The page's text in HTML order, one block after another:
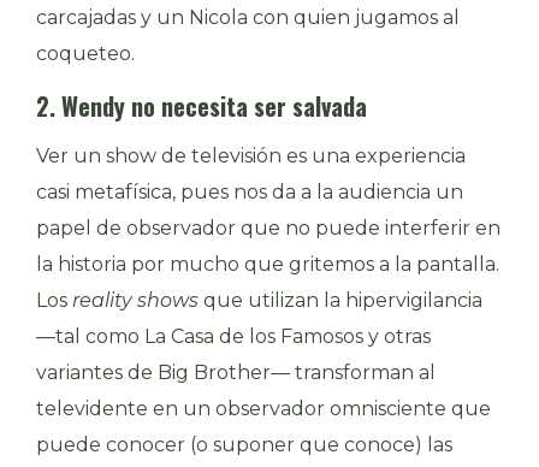
carcajadas y un Nicola con quien jugamos al
coqueteo.
2. Wendy no necesita ser salvada
Ver un show de televisión es una experiencia
casi metafísica, pues nos da a la audiencia un
papel de observador que no puede interferir en
la historia por mucho que gritemos a la pantalla.
Los reality shows que utilizan la hipervigilancia
—tal como La Casa de los Famosos y otras
variantes de Big Brother— transforman al
televidente en un observador omnisciente que
puede conocer (o suponer que conoce) las